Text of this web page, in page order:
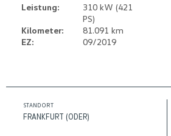
Leistung:
310 kW (421
PS)
Kilometer:
81.091 km
EZ:
09/2019
STANDORT
FRANKFURT (ODER)